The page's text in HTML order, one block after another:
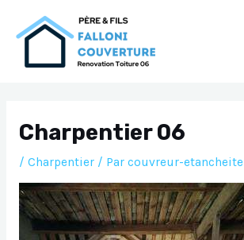
Charpentier 06
/ Charpentier/ Par couvreur-etancheite